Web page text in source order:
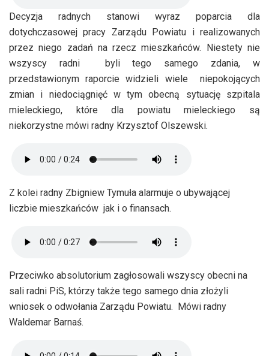
Decyzja radnych stanowi wyraz poparcia dla
dotychczasowej pracy Zarządu Powiatu i realizowanych
przez niego zadań na rzecz mieszkańców. Niestety nie
wszyscy radni byli tego samego zdania, w
przedstawionym raporcie widzieli wiele niepokojących
zmian i niedociągnięć w tym obecną sytuację szpitala
mieleckiego, które dla powiatu mieleckiego są
niekorzystne mówi radny Krzysztof Olszewski.
Z kolei radny Zbigniew Tymuła alarmuje o ubywającej
liczbie mieszkańców jak i o finansach.
Przeciwko absolutorium zagłosowali wszyscy obecni na
sali radni PiS, którzy także tego samego dnia złożyli
wniosek o odwołania Zarządu Powiatu. Mówi radny
Waldemar Barnaś.